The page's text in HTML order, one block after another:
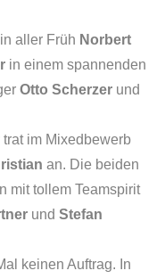
aller Früh Norbert
in einem spannenden
Otto Scherzer und
trat im Mixedbewerb
an. Die beiden
mit tollem Teamspirit
und Stefan
keinen Auftrag. In